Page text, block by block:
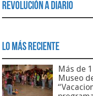
Revolución a Diario
Lo Más Reciente
Más de
Museo